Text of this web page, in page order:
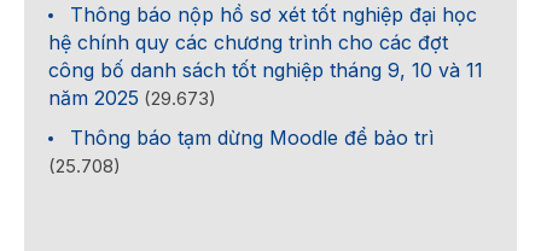
Thông báo nộp hồ sơ xét tốt nghiệp đại học
hệ chính quy các chương trình cho các đợt
công bố danh sách tốt nghiệp tháng 9, 10 và 11
năm 2025 (29.673)
Thông báo tạm dừng Moodle để bảo trì
(25.708)